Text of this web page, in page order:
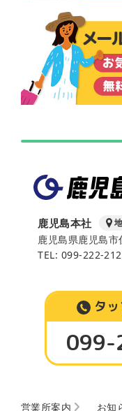
鹿児島本社
鹿児島県鹿児島
TEL: 099-222-
タ
099-
営業所案内 お知